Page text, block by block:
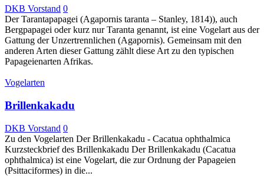
DKB Vorstand 0
Der Tarantapapagei (Agapornis taranta – Stanley, 1814)), auch
Bergpapagei oder kurz nur Taranta genannt, ist eine Vogelart aus der
Gattung der Unzertrennlichen (Agapornis). Gemeinsam mit den
anderen Arten dieser Gattung zählt diese Art zu den typischen
Papageienarten Afrikas.
Vogelarten
Brillenkakadu
DKB Vorstand 0
Zu den Vogelarten Der Brillenkakadu - Cacatua ophthalmica
Kurzsteckbrief des Brillenkakadu Der Brillenkakadu (Cacatua
ophthalmica) ist eine Vogelart, die zur Ordnung der Papageien
(Psittaciformes) in die...